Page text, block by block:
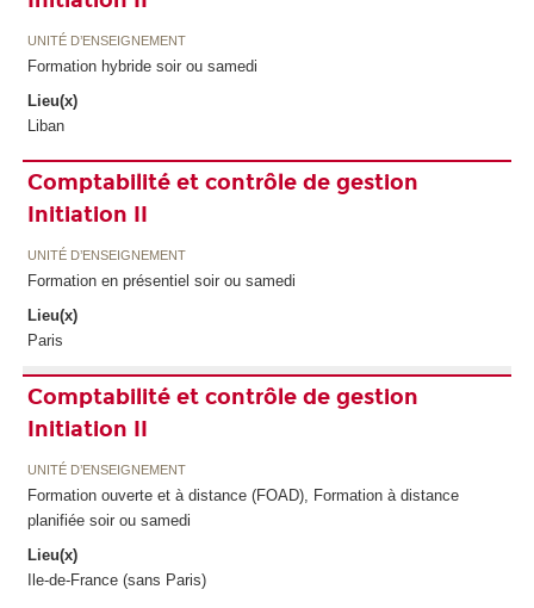
UNITÉ D’ENSEIGNEMENT
Formation hybride soir ou samedi
Lieu(x)
Liban
Comptabilité et contrôle de gestion
Initiation II
UNITÉ D’ENSEIGNEMENT
Formation en présentiel soir ou samedi
Lieu(x)
Paris
Comptabilité et contrôle de gestion
Initiation II
UNITÉ D’ENSEIGNEMENT
Formation ouverte et à distance (FOAD), Formation à distance
planifiée soir ou samedi
Lieu(x)
Ile-de-France (sans Paris)